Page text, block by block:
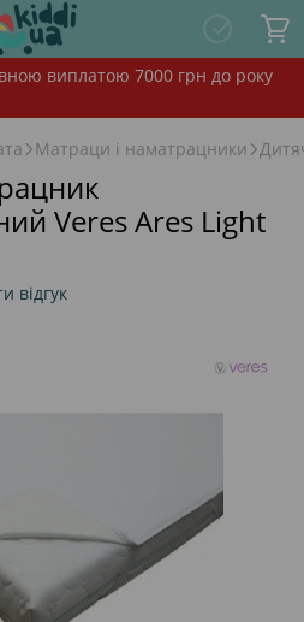
виплатою 7000 грн до року
Матраци і наматрацники
Veres Ares Light
відгук